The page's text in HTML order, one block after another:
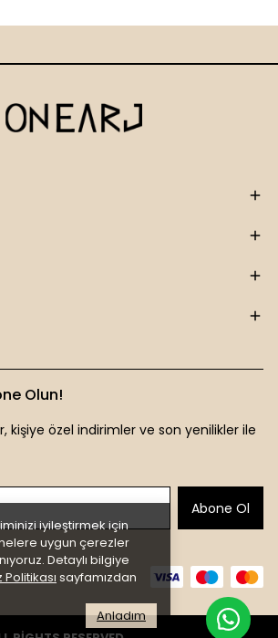
iyileştirmek için
uygun çerezler
Detaylı bilgiye
sayfamızdan
Anladım
Olun!
kişiye özel indirimler ve son yenilikler ile
Abone Ol